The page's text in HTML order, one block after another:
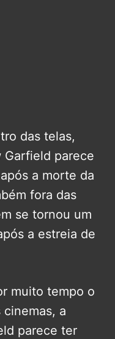
das telas,
parece
a morte da
fora das
se tornou um
a estreia de
muito tempo o
a
parece ter